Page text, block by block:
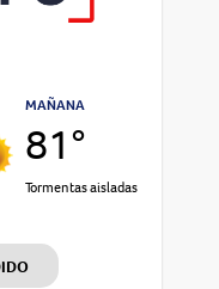
MAÑANA
81°
Tormentas aisladas